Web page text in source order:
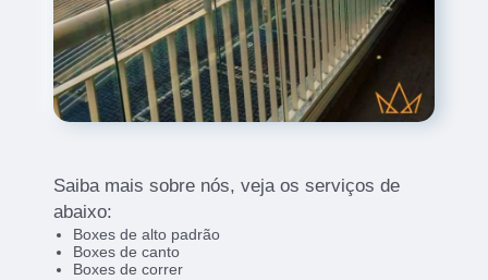
Saiba mais sobre nós, veja os serviços de
abaixo:
Boxes de alto padrão
Boxes de canto
Boxes de correr